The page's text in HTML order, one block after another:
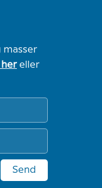
masser
eller
Send